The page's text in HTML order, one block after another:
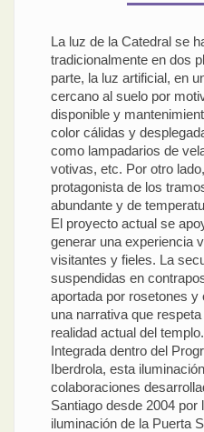
La luz de la Catedral se
tradicionalmente en dos
parte, la luz artificial, en
cercano al suelo por
disponible y
color cálidas y
como lampadarios de
votivas, etc. Por otro
protagonista de los
abundante y de
El proyecto actual se
generar una experiencia
visitantes y fieles. La
suspendidas en
aportada por rosetones
una narrativa que
realidad actual del templo.
Integrada dentro del
Iberdrola, esta
colaboraciones
Santiago desde 2004
iluminación de la Puerta